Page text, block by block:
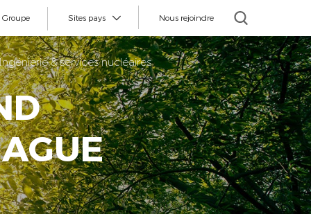
Groupe Sites pays Nous rejoindre
& services nucléaires